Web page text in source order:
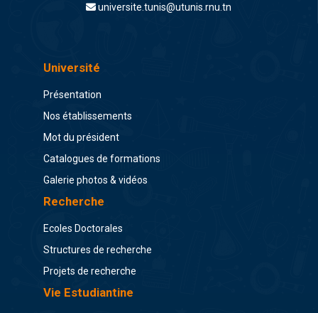
universite.tunis@utunis.rnu.tn
Université
Présentation
Nos établissements
Mot du président
Catalogues de formations
Galerie photos & vidéos
Recherche
Ecoles Doctorales
Structures de recherche
Projets de recherche
Vie Estudiantine